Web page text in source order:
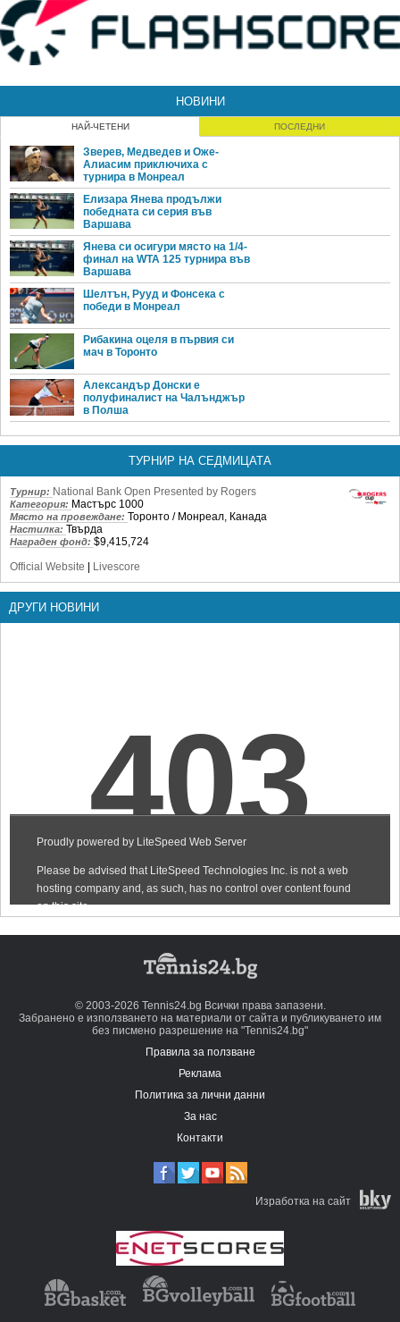
НОВИНИ
НАЙ-ЧЕТЕНИ ПОСЛЕДНИ
Зверев, Медведев и Оже-
Алиасим приключиха с
турнира в Монреал
Елизара Янева продължи
победната си серия във
Варшава
Янева си осигури място на 1/4-
финал на WTA 125 турнира във
Варшава
Шелтън, Рууд и Фонсека с
победи в Монреал
Рибакина оцеля в първия си
мач в Торонто
Александър Донски е
полуфиналист на Чалънджър
в Полша
ТУРНИР НА СЕДМИЦАТА
Турнир: National Bank Open Presented by Rogers
Категория: Мастърс 1000
Място на провеждане: Торонто / Монреал, Канада
Настилка: Твърда
Награден фонд: $9,415,724
Official Website
Livescore
ДРУГИ НОВИНИ
© 2003-2026 Tennis24.bg Всички права запазени.
Забранено е използването на материали от сайта и публикуването им
без писмено разрешение на "Tennis24.bg"
Правила за ползване
Реклама
Политика за лични данни
За нас
Контакти
Изработка на сайт